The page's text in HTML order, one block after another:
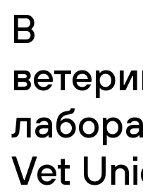
В
Vet